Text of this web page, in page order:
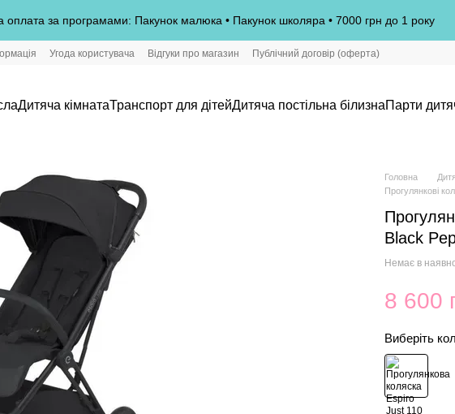
оплата за програмами: Пакунок малюка • Пакунок школяра • 7000 грн до 1 року
Угода користувача Відгуки про магазин Публічний договір (оферта)
Дитяча кімнатаТранспорт для дітейДитяча постільна білизнаПарти
Головна
Прогулянкові
Black
Немає в
8 600
Виберіть